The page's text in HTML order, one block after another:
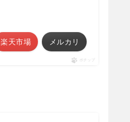
楽天市場 メルカリ
ポチップ